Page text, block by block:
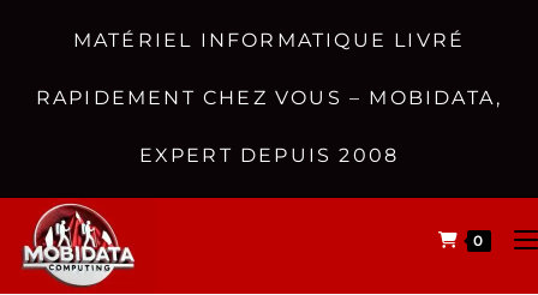
MATÉRIEL INFORMATIQUE LIVRÉ
RAPIDEMENT CHEZ VOUS – MOBIDATA,
EXPERT DEPUIS 2008
0